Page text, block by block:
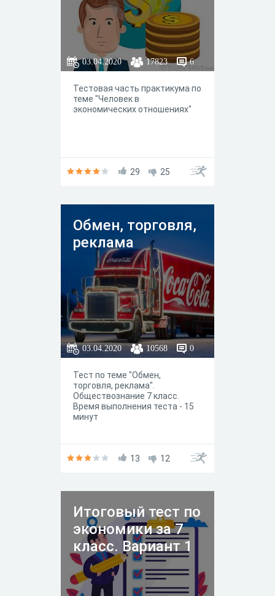
03.04.2020 17823 6
Тестовая часть практикума по
теме "Человек в
экономических отношениях"
29 25
Обмен, торговля,
реклама
03.04.2020 10568 0
Тест по теме "Обмен,
торговля, реклама".
Обществознание 7 класс.
Время выполнения теста - 15
минут
13 12
Итоговый тест по
экономики за 7
класс. Вариант 1